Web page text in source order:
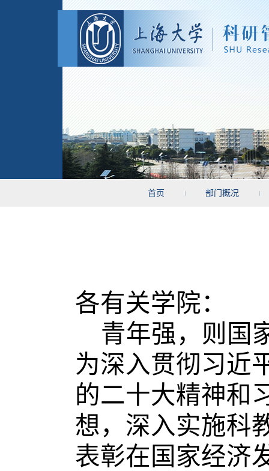
首页 部门概况
各有关学院：
青年强，则国
为深入贯彻习近
的二十大精神和
想，深入实施科
表彰在国家经济